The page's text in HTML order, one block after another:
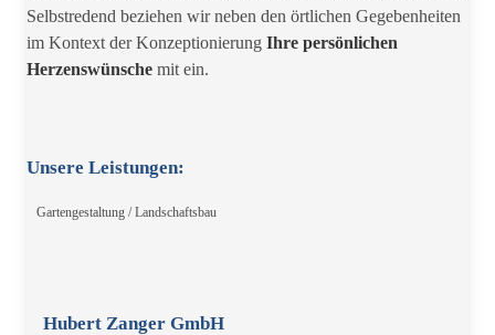
Selbstredend beziehen wir neben den örtlichen Gegebenheiten
im Kontext der Konzeptionierung Ihre persönlichen
Herzenswünsche mit ein.
Unsere Leistungen:
Gartengestaltung / Landschaftsbau
Hubert Zanger GmbH